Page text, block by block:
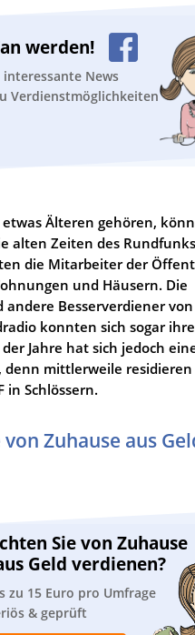
werden!
News
Verdienstmöglichkeiten
Älteren gehören,
alten Zeiten des
die Mitarbeiter der
und Häusern. Die
Besserverdiener von
konnten sich sogar
Jahre hat sich jedoch
denn mittlerweile
in Schlössern.
Zuhause aus
Sie von Zuhause
Geld verdienen?
zu 15 Euro pro Umfrage
& geprüft